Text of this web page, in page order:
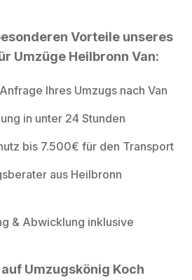
Vorteile unseres
Umzüge Heilbronn Van:
Ihres Umzugs nach Van
in unter 24 Stunden
bis 7.500€ für den Transport
aus Heilbronn
& Abwicklung inklusive
Umzugskönig Koch